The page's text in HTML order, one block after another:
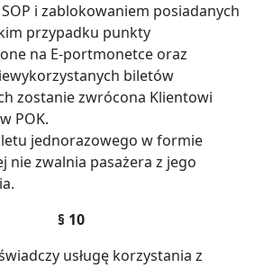
i zablokowaniem posiadanych
przypadku punkty
na E-portmonetce oraz
biletów
zostanie zwrócona Klientowi
POK.
jednorazowego w formie
nie zwalnia pasażera z jego
§ 10
usługę korzystania z